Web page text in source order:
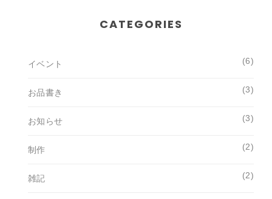
CATEGORIES
イベント (6)
お品書き (3)
お知らせ (3)
制作 (2)
雑記 (2)